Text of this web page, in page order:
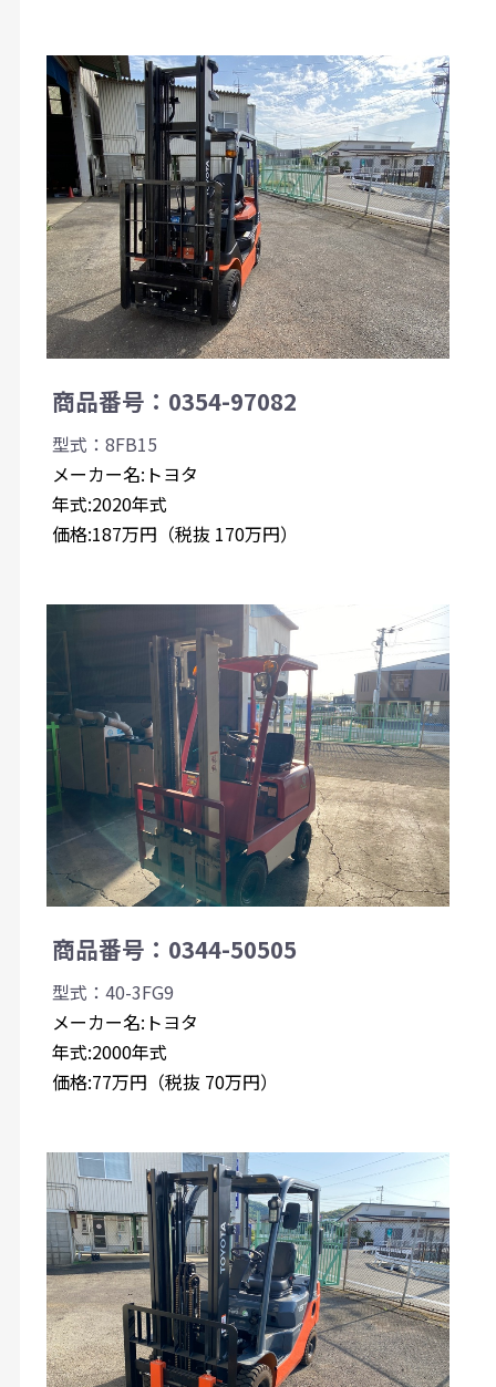
商品番号：0354-97082
型式：8FB15
メーカー名:トヨタ
年式:2020年式
価格:187万円（税抜 170万円）
商品番号：0344-50505
型式：40-3FG9
メーカー名:トヨタ
年式:2000年式
価格:77万円（税抜 70万円）